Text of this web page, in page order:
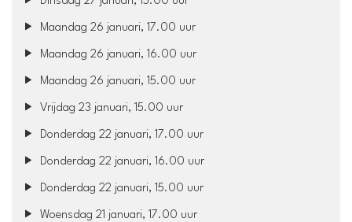
Maandag 26 januari, 17.00 uur
Maandag 26 januari, 16.00 uur
Maandag 26 januari, 15.00 uur
Vrijdag 23 januari, 15.00 uur
Donderdag 22 januari, 17.00 uur
Donderdag 22 januari, 16.00 uur
Donderdag 22 januari, 15.00 uur
Woensdag 21 januari, 17.00 uur